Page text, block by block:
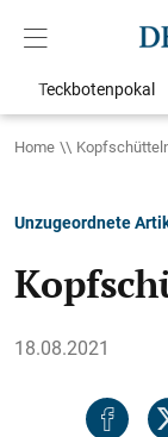
Teckbotenpokal
Home
Unzugeordnete
18.08.2021